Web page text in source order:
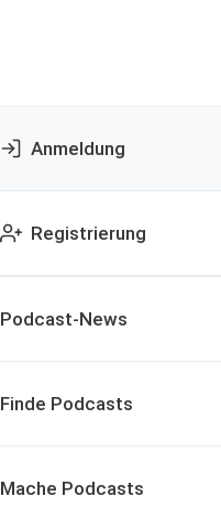
Anmeldung
Registrierung
Podcast-News
Finde Podcasts
Mache Podcasts